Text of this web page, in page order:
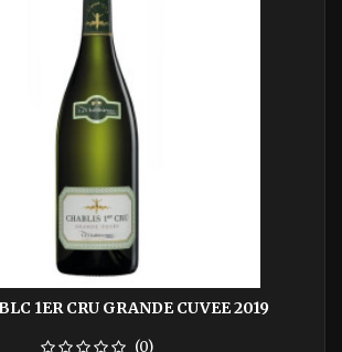
1ER CRU GRANDE CUVEE 2019
(0)